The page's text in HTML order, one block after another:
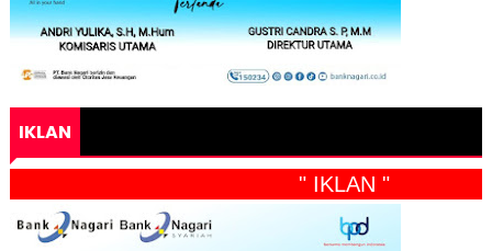
IKLAN
" IKLAN "